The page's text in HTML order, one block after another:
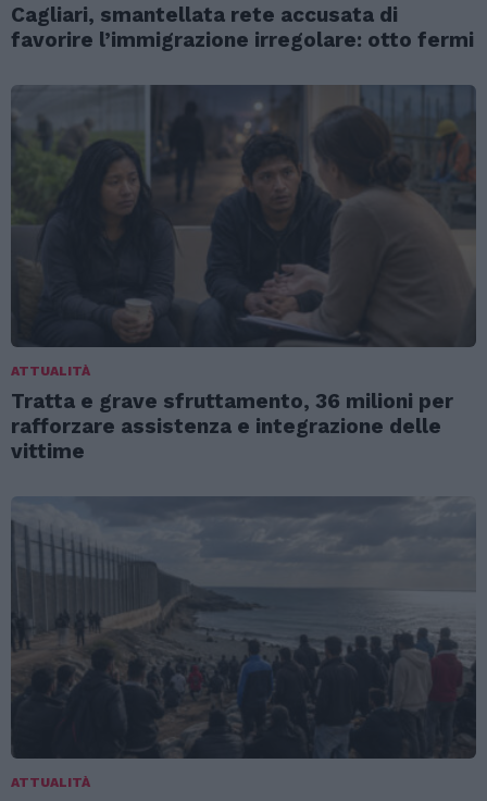
Cagliari, smantellata rete accusata di
favorire l’immigrazione irregolare: otto fermi
ATTUALITÀ
Tratta e grave sfruttamento, 36 milioni per
rafforzare assistenza e integrazione delle
vittime
ATTUALITÀ